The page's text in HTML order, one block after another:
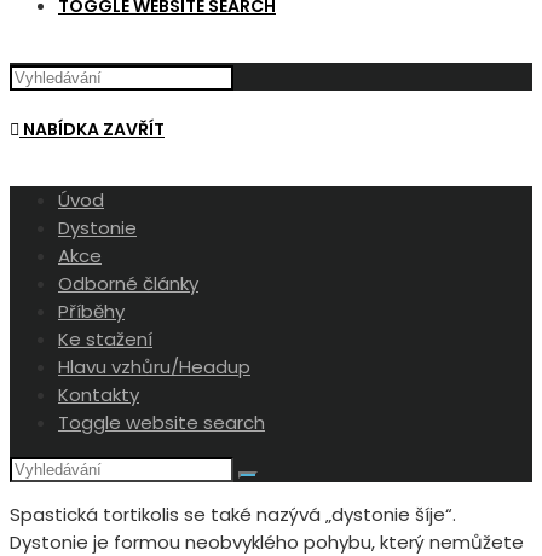
TOGGLE WEBSITE SEARCH
NABÍDKA ZAVŘÍT
Úvod
Dystonie
Akce
Odborné články
Příběhy
Ke stažení
Hlavu vzhůru/Headup
Kontakty
Toggle website search
Spastická tortikolis se také nazývá „dystonie šíje“.
Dystonie je formou neobvyklého pohybu, který nemůžete